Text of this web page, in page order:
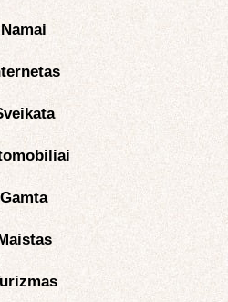
Namai
Gamta